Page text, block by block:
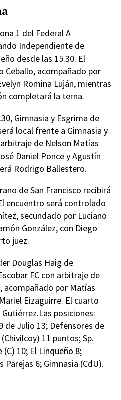
1 del Federal A
Independiente de
desde las 15.30. El
Ceballo, acompañado por
Romina Luján, mientras
completará la terna.
Gimnasia y Esgrima de
local frente a Gimnasia y
de Nelson Matías
Daniel Ponce y Agustín
Rodrigo Ballestero.
de San Francisco recibirá
encuentro será controlado
secundado por Luciano
González, con Diego
juez.
Douglas Haig de
FC con arbitraje de
acompañado por Matías
Eizaguirre. El cuarto
posiciones:
de Julio 13; Defensores de
11 puntos; Sp.
10; El Linqueño 8;
Parejas 6; Gimnasia (CdU).